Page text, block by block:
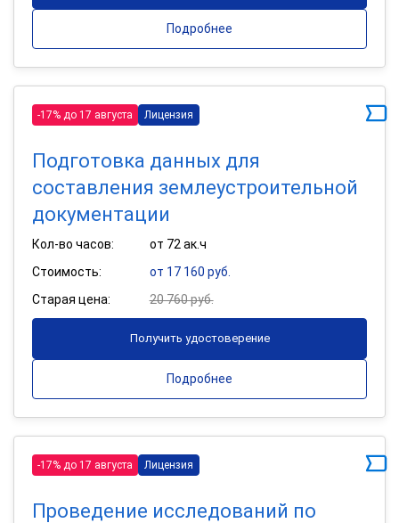
Подробнее
-17% до 17 августа Лицензия
Подготовка данных для
составления землеустроительной
документации
Кол-во часов:
от 72 ак.ч
Стоимость:
от 17 160 руб.
Старая цена:
20 760 руб.
Получить удостоверение
Подробнее
-17% до 17 августа Лицензия
Проведение исследований по